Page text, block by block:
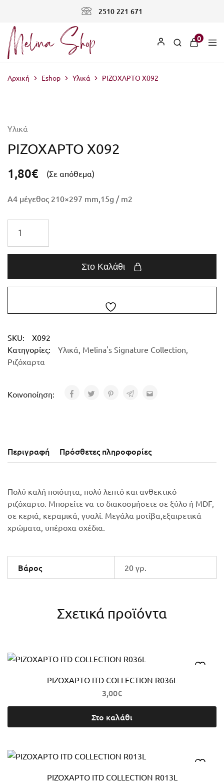
2510 221 671
0
Αρχική Eshop Υλικά ΡΙΖΟΧΑΡΤΟ X092
Υλικά
ΡΙΖΟΧΑΡΤΟ X092
1,80€ (Σε απόθεμα)
A4 μέγεθος 210×297 mm,15g / m2
Στο Καλάθι
SKU:
X092
Κατηγορίες:
Υλικά, Melina's Signature Collection,
Ριζόχαρτα
Κοινοποίηση:
Περιγραφή Πρόσθετες πληροφορίες
Πολύ καλή ποιότητα, πολύ λεπτό και ανθεκτικό
ριζόχαρτο. Μπορείτε να το διακοσμήσετε σε ξύλο ή MDF,
σε κεριά, κεραμικά, γυαλί. Μεγάλα μοτίβα,εξαιρετικά
χρώματα, υπέροχα σχέδια.
Βάρος 20 γρ.
Σχετικά προϊόντα
ΡΙΖΟΧΑΡΤΟ ITD COLLECTION R036L
3,00€
Στο καλάθι
ΡΙΖΟΧΑΡΤΟ ITD COLLECTION R013L